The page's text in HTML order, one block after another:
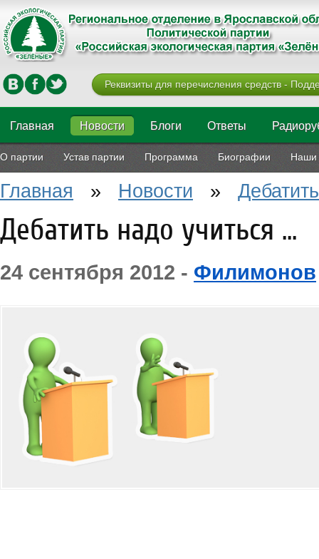
Реквизиты для перечисления средств -
Главная Новости Блоги Ответы
О партии Устав партии Программа Биографии Наши
Главная » Новости »
Дебатить надо учиться ...
24 сентября 2012 - Филимонов